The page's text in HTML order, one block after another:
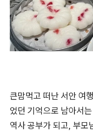
큰맘먹고 떠난 서안 여
었던 기억으로 남아서
역사 공부가 되고, 부모